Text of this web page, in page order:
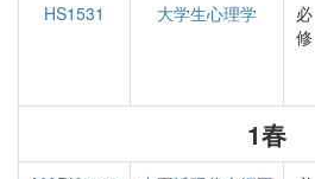
HS1531 大学生心理学
必
修
1春